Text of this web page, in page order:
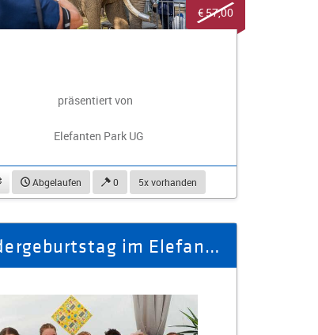
präsentiert von
Elefanten Park UG
beobachtenAbgelaufen 0 5x vorhanden
€ 57,00
Kindergeburtstag im Elefantenreservat, freier Eintritt für zehn Person